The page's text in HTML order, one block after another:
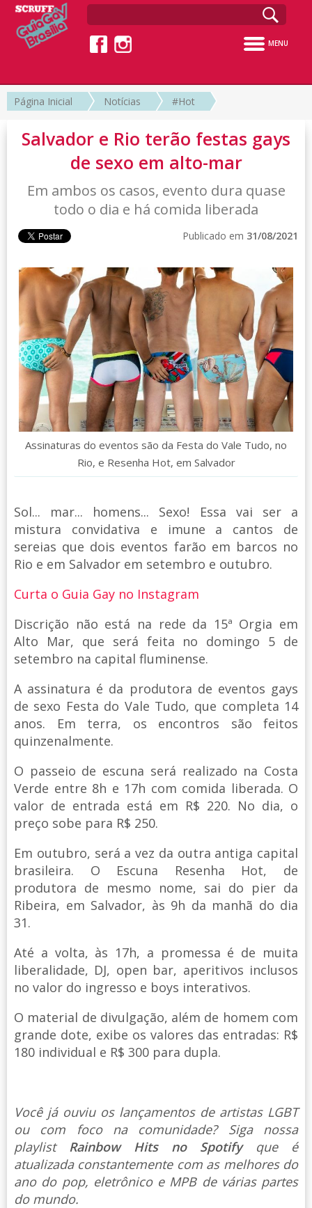
MENU
Página Inicial Notícias #Hot
Salvador e Rio terão festas gays
de sexo em alto-mar
Em ambos os casos, evento dura quase
todo o dia e há comida liberada
Publicado em 31/08/2021
Assinaturas do eventos são da Festa do Vale Tudo, no
Rio, e Resenha Hot, em Salvador
Sol... mar... homens... Sexo! Essa vai ser a
mistura convidativa e imune a cantos de
sereias que dois eventos farão em barcos no
Rio e em Salvador em setembro e outubro.
Curta o Guia Gay no Instagram
Discrição não está na rede da 15ª Orgia em
Alto Mar, que será feita no domingo 5 de
setembro na capital fluminense.
A assinatura é da produtora de eventos gays
de sexo Festa do Vale Tudo, que completa 14
anos. Em terra, os encontros são feitos
quinzenalmente.
O passeio de escuna será realizado na Costa
Verde entre 8h e 17h com comida liberada. O
valor de entrada está em R$ 220. No dia, o
preço sobe para R$ 250.
Em outubro, será a vez da outra antiga capital
brasileira. O Escuna Resenha Hot, de
produtora de mesmo nome, sai do pier da
Ribeira, em Salvador, às 9h da manhã do dia
31.
Até a volta, às 17h, a promessa é de muita
liberalidade, DJ, open bar, aperitivos inclusos
no valor do ingresso e boys interativos.
O material de divulgação, além de homem com
grande dote, exibe os valores das entradas: R$
180 individual e R$ 300 para dupla.
Você já ouviu os lançamentos de artistas LGBT
ou com foco na comunidade? Siga nossa
playlist Rainbow Hits no Spotify que é
atualizada constantemente com as melhores do
ano do pop, eletrônico e MPB de várias partes
do mundo.